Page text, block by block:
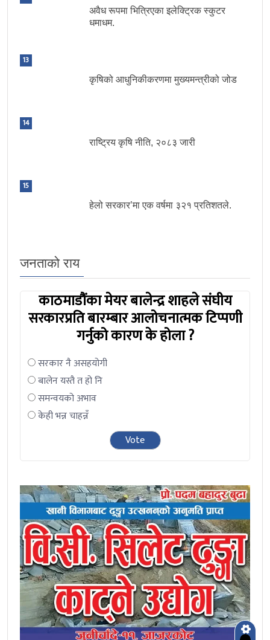
अवैध रूपमा भित्रिएका इलेक्ट्रिक स्कुटर
धमाधम.
13
कृषिको आधुनिकीकरणमा मुख्यमन्त्रीको जोड
14
राष्ट्रिय कृषि नीति, २०८३ जारी
15
हेलो सरकार’मा एक वर्षमा ३२१ प्रतिशतले.
जनताको राय
काठमाडौंका मेयर बालेन्द्र शाहले संघीय
सरकारप्रति बारम्बार आलोचनात्मक टिप्पणी
गर्नुको कारण के होला ?
सरकार नै असहयोगी
बालेन यस्तै त हो नि
समन्वयको अभाव
केही भन्न चाहन्नँ